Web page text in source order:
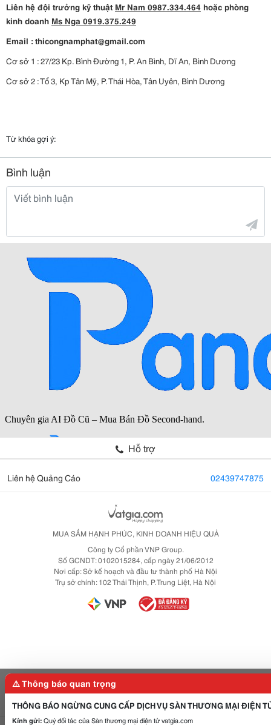
Liên hệ đội trưởng kỹ thuật Mr Nam 0987.334.464 hoặc phòng
kinh doanh Ms Nga 0919.375.249
Email :thicongnamphat@gmail.com
Cơ sở 1 : 27/23 Kp. Bình Đường 1, P. An Bình, Dĩ An, Bình Dương
Cơ sở 2 : Tổ 3, Kp Tân Mỹ, P. Thái Hòa, Tân Uyên, Bình Dương
Từ khóa gợi ý:
Bình luận
Hỗ trợ
Liên hệ Quảng Cáo 02439747875
MUA SẮM HẠNH PHÚC, KINH DOANH HIỆU QUẢ
Công ty Cổ phần VNP Group.
Số GCNDT: 0102015284, cấp ngày 21/06/2012
Nơi cấp: Sở kế hoạch và đầu tư thành phố Hà Nội
Trụ sở chính: 102 Thái Thịnh, P. Trung Liệt, Hà Nội
⚠️ Thông báo quan trọng
THÔNG BÁO NGỪNG CUNG CẤP DỊCH VỤ SÀN THƯƠNG MẠI ĐIỆN
Kính gửi:Quý đối tác của Sàn thương mại điện tử vatgia.com